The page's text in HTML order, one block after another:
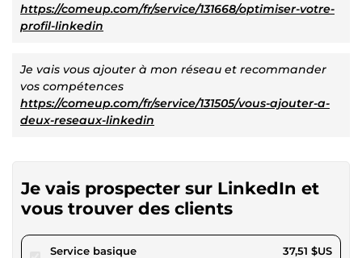
https://comeup.com/fr/service/131668/optimiser-votre-
profil-linkedin
Je vais vous ajouter à mon réseau et recommander
vos compétences
https://comeup.com/fr/service/131505/vous-ajouter-a-
deux-reseaux-linkedin
Je vais prospecter sur LinkedIn et
vous trouver des clients
Service basiquepour 34,57 $US 37,51 $US